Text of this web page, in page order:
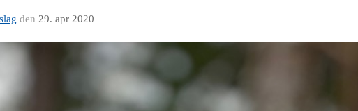
den 29. apr 2020